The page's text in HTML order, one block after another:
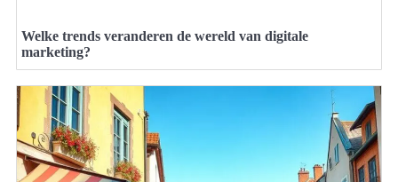
Welke trends veranderen de wereld van digitale
marketing?